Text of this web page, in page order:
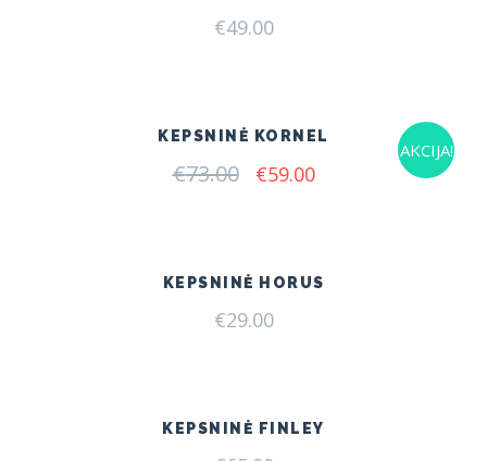
€49.00
AKCIJA!
KEPSNINĖ KORNEL
€73.00 Original
€59.00Current
KEPSNINĖ HORUS
€29.00
KEPSNINĖ FINLEY